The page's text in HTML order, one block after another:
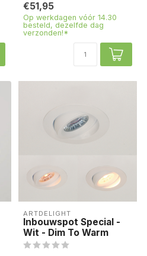
€51,95
Op werkdagen vóór 14.30
besteld, dezelfde dag
verzonden!*
ARTDELIGHT
Inbouwspot Special -
Wit - Dim To Warm